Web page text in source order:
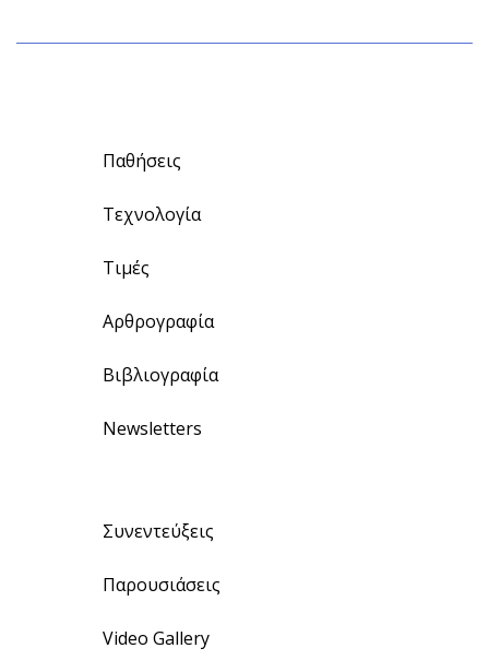
Παθήσεις
Τεχνολογία
Τιμές
Αρθρογραφία
Βιβλιογραφία
Newsletters
Συνεντεύξεις
Παρουσιάσεις
Video Gallery